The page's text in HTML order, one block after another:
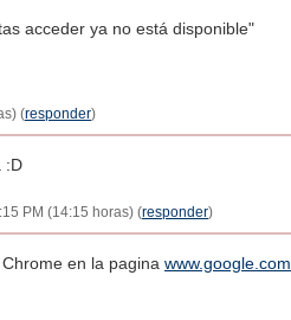
acceder ya no está disponible"
(responder)
:D
PM (14:15 horas) (responder)
en la pagina www.google.com